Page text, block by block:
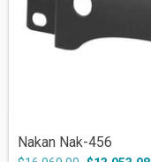
Nakan Nak-456